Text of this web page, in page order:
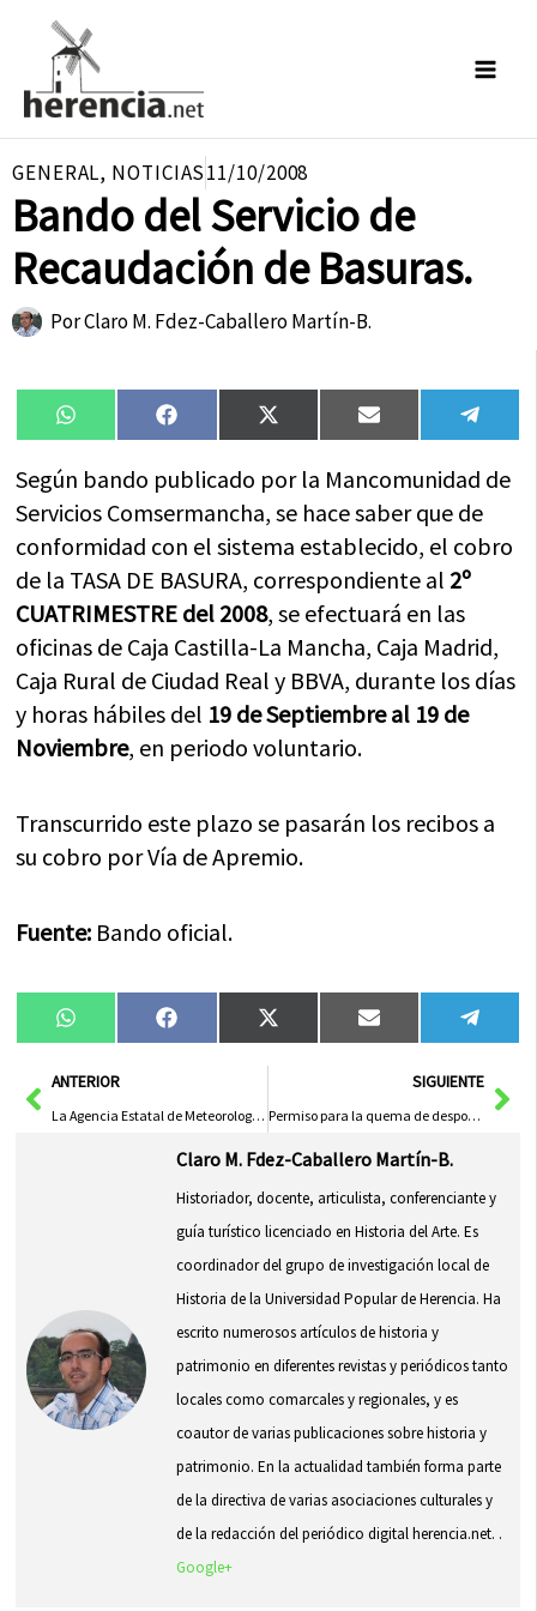
contenido
GENERAL, NOTICIAS11/10/2008
Bando del Servicio de
Recaudación de Basuras.
PorClaro M. Fdez-Caballero Martín-B.
Compartir
en
WhatsAppCompartir
en
FacebookCompartir
en
X
(Twitter)
Compartir
en
Email
en
Según bando publicado por la Mancomunidad de
Servicios Comsermancha, se hace saber que de
conformidad con el sistema establecido, el cobro
de la TASA DE BASURA, correspondiente al 2º
CUATRIMESTRE del 2008, se efectuará en las
oficinas de Caja Castilla-La Mancha, Caja Madrid,
Caja Rural de Ciudad Real y BBVA, durante los días
y horas hábiles del 19 de Septiembre al 19 de
Noviembre, en periodo voluntario.
Transcurrido este plazo se pasarán los recibos a
su cobro por Vía de Apremio.
Fuente: Bando oficial.
Compartir
en
WhatsAppCompartir
en
FacebookCompartir
en
X
(Twitter)
Compartir
en
Email
en
AntANTERIOR
La Agencia Estatal de Meteorología establece la alerta naranja por vientos en C. Real
SIGUIENTE
Permiso para la quema de despojos agrícolas
Claro M. Fdez-Caballero Martín-B.
Historiador, docente, articulista, conferenciante y
guía turístico licenciado en Historia del Arte. Es
coordinador del grupo de investigación local de
Historia de la Universidad Popular de Herencia. Ha
escrito numerosos artículos de historia y
patrimonio en diferentes revistas y periódicos tanto
locales como comarcales y regionales, y es
coautor de varias publicaciones sobre historia y
patrimonio. En la actualidad también forma parte
de la directiva de varias asociaciones culturales y
de la redacción del periódico digital herencia.net. .
Google+